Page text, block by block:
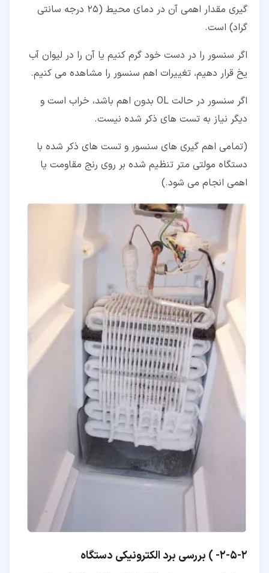
گیری مقدار اهمی آن در دمای محیط (25 درجه سانتی
گراد) است.
اگر سنسور را در دست خود گرم کنیم یا آن را در لیوان آب
یخ قرار دهیم، تغییرات اهم سنسور را مشاهده می کنیم.
اگر سنسور در حالت OL بدون اهم باشد، خراب است و
دیگر نیاز به تست های ذکر شده نیست.
(تمامی اهم گیری های سنسور و تست های ذکر شده با
دستگاه مولتی متر تنظیم شده بر روی رنج مقاومت یا
اهمی انجام می شود.)
۲‏-‏۵‏-‏۲‏- ) بررسی برد الکترونیکی دستگاه‏